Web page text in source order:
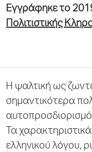
Εγγράφηκε το
Πολιτιστικής
Η ψαλτική ως
σημαντικότερα
Τα
ελληνικού λόγου,